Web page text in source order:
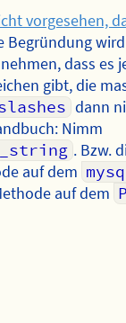
vorgesehen,
Begründung
dass es
gibt, die
dann
Nimm
. Bzw.
auf dem
auf dem